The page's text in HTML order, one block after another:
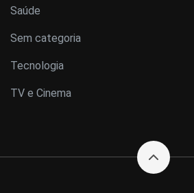
Saúde
Sem categoria
Tecnologia
TV e Cinema